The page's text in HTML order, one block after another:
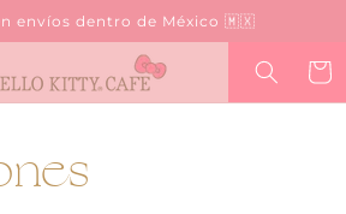
envíos dentro de México 🇲🇽